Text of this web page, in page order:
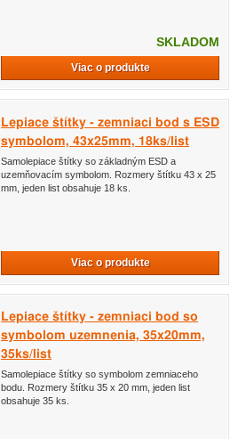
SKLADOM
Viac o produkte
Lepiace štítky - zemniaci bod s ESD
symbolom, 43x25mm, 18ks/list
Samolepiace štítky so základným ESD a
uzemňovacím symbolom. Rozmery štítku 43 x 25
mm, jeden list obsahuje 18 ks.
Viac o produkte
Lepiace štítky - zemniaci bod so
symbolom uzemnenia, 35x20mm,
35ks/list
Samolepiace štítky so symbolom zemniaceho
bodu. Rozmery štítku 35 x 20 mm, jeden list
obsahuje 35 ks.